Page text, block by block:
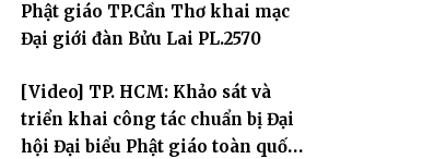
giáo thành phố lần thứ I, thể hiện sự
với công tác truyền giới, đào tạo Tăng tài
Phật giáo TP.Cần Thơ khai mạc
Đại giới đàn Bửu Lai PL.2570
[Video] TP. HCM: Khảo sát và
triển khai công tác chuẩn bị Đại
hội Đại biểu Phật giáo toàn quốc